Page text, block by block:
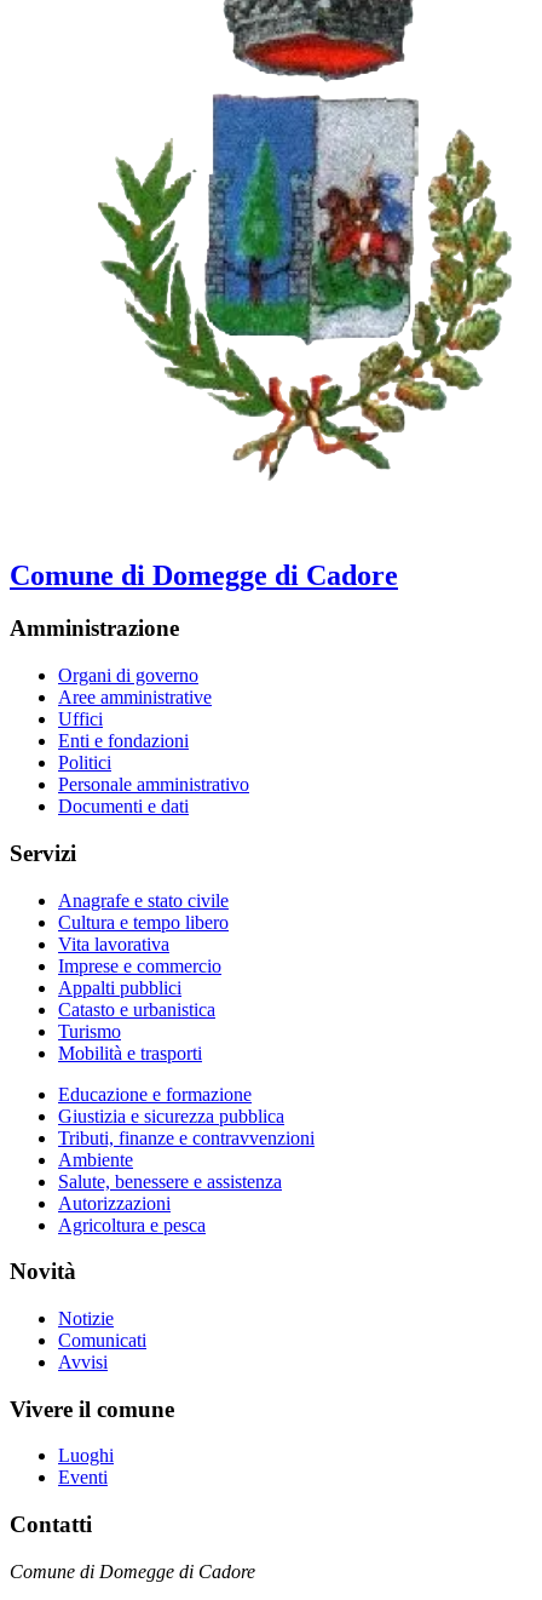
Comune di Domegge di Cadore
Amministrazione
Organi di governo
Aree amministrative
Uffici
Enti e fondazioni
Politici
Personale amministrativo
Documenti e dati
Servizi
Anagrafe e stato civile
Cultura e tempo libero
Vita lavorativa
Imprese e commercio
Appalti pubblici
Catasto e urbanistica
Turismo
Mobilità e trasporti
Educazione e formazione
Giustizia e sicurezza pubblica
Tributi, finanze e contravvenzioni
Ambiente
Salute, benessere e assistenza
Autorizzazioni
Agricoltura e pesca
Novità
Notizie
Comunicati
Avvisi
Vivere il comune
Luoghi
Eventi
Contatti
Comune di Domegge di Cadore